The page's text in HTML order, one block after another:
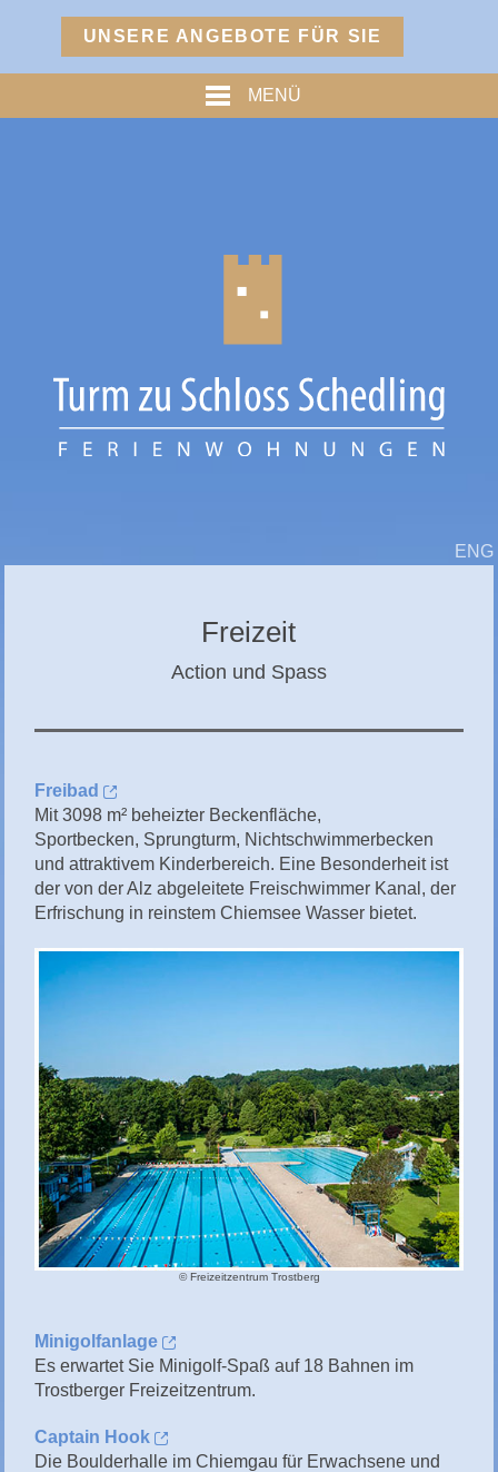
Menü
HERZOGPALAIS
UNSERE ANGEBOTE FÜR SIE
MENÜ
ENG
Freizeit
Action und Spass
Freibad
Mit 3098 m² beheizter Beckenfläche,
Sportbecken, Sprungturm, Nichtschwimmerbecken
und attraktivem Kinderbereich. Eine Besonderheit ist
der von der Alz abgeleitete Freischwimmer Kanal, der
Erfrischung in reinstem Chiemsee Wasser bietet.
© Freizeitzentrum Trostberg
Minigolfanlage
Es erwartet Sie Minigolf-Spaß auf 18 Bahnen im
Trostberger Freizeitzentrum.
Captain Hook
Die Boulderhalle im Chiemgau für Erwachsene und